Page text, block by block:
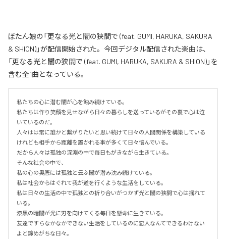
ぼたん娘の「更なる光と闇の狭間で (feat. GUMI, HARUKA, SAKURA
& SHION)」が配信開始された。今回デジタル配信された楽曲は、
「更なる光と闇の狭間で (feat. GUMI, HARUKA, SAKURA & SHION)」を
含む全1曲となっている。
私たちの心に潜む闇が心を蝕み続けている。
私たちは作り笑顔を見せながら日々の暮らしを送っているがその裏で心は泣
いているのだ。
人々はは常に誰かと繋がりたいと思い続けて日々の人間関係を構築している
けれども相手から距離を置かれる事が多くて日々悩んでいる。
だから人々は孤独の深淵の中で毎日もがきながら生きている。
そんな社会の中で、
私の心の奥底には孤独と云ふ闇が潜み沈み続けている。
私は社会からはぐれて我が道を行くような生活をしている。
私は日々の生活の中で孤独との折り合いがつかず光と闇の狭間で心は揺れて
いる。
漆黒の暗闇が光に刃を向けてくる毎日を懸命に生きている。
友達ですらなかなかできない生活をしているのに恋人なんてできるわけない
よと諦めがちな日々。